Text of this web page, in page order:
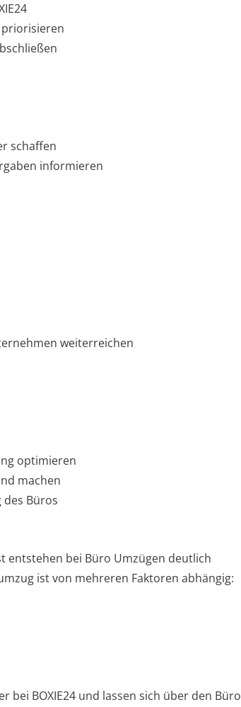
schaffen
informieren
weiterreichen
optimieren
machen
des Büros
entstehen bei Büro Umzügen deutlich
ist von mehreren Faktoren abhängig:
bei BOXIE24 und lassen sich über den Büro